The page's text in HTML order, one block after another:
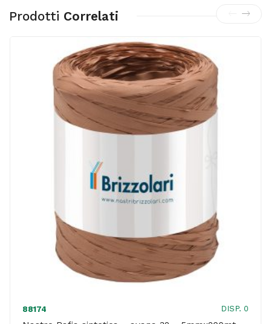
Prodotti Correlati
88174 DISP. 0